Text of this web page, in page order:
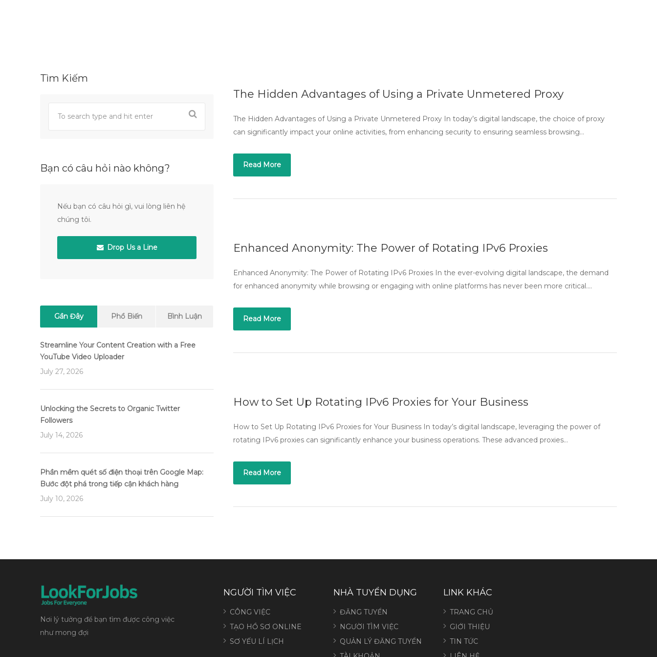
The Hidden Advantages of Using a Private Unmetered Proxy
The Hidden Advantages of Using a Private Unmetered Proxy In today’s digital landscape, the choice of proxy
can significantly impact your online activities, from enhancing security to ensuring seamless browsing…
Read More
Enhanced Anonymity: The Power of Rotating IPv6 Proxies
Enhanced Anonymity: The Power of Rotating IPv6 Proxies In the ever-evolving digital landscape, the demand
for enhanced anonymity while browsing or engaging with online platforms has never been more critical….
Read More
How to Set Up Rotating IPv6 Proxies for Your Business
How to Set Up Rotating IPv6 Proxies for Your Business In today’s digital landscape, leveraging the power of
rotating IPv6 proxies can significantly enhance your business operations. These advanced proxies…
Read More
Tìm Kiếm
Bạn có câu hỏi nào không?
Nếu bạn có câu hỏi gì, vui lòng liên hệ
chúng tôi.
Drop Us a Line
Gần Đây Phổ Biến Bình Luận
Streamline Your Content Creation with a Free
YouTube Video Uploader
July 27, 2026
Unlocking the Secrets to Organic Twitter
Followers
July 14, 2026
Phần mềm quét số điện thoại trên Google Map:
Bước đột phá trong tiếp cận khách hàng
July 10, 2026
Nơi lý tưởng để bạn tìm được công việc
như mong đợi
NGƯỜI TÌM VIỆC
CÔNG VIỆC
TẠO HỒ SƠ ONLINE
SƠ YẾU LÍ LỊCH
NHÀ TUYỂN DỤNG
ĐĂNG TUYỂN
NGƯỜI TÌM VIỆC
QUẢN LÝ ĐĂNG TUYỂN
LINK KHÁC
TRANG CHỦ
GIỚI THIỆU
TIN TỨC